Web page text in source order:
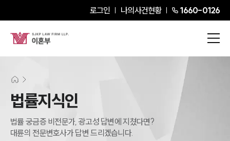
로그인 나의사건현황 1660-0126
법률지식인
법률 궁금증 비전문가, 광고성 답변에 지쳤다면?
대륜의 전문변호사가 답변 드리겠습니다.